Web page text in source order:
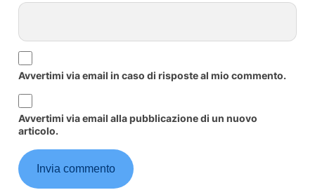
Avvertimi via email in caso di risposte al mio commento.
Avvertimi via email alla pubblicazione di un nuovo
articolo.